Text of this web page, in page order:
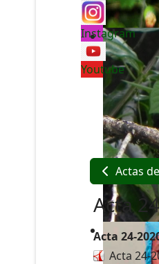
Instagram
Youtube
Actas
Acta
Acta 24-
Acta 24-